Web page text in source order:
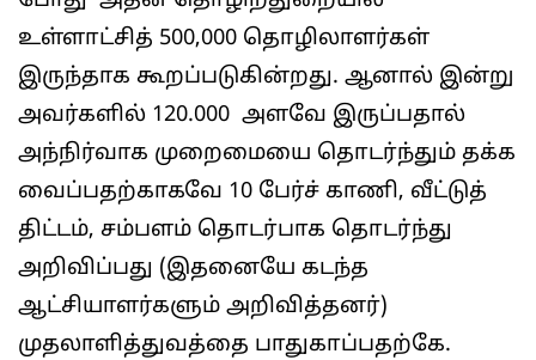
உள்ளாட்சித் 500,000 தொழிலாளர்கள்
இருந்தாக கூறப்படுகின்றது. ஆனால் இன்று
அவர்களில் 120.000 அளவே இருப்பதால்
அந்நிர்வாக முறைமையை தொடர்ந்தும் தக்க
வைப்பதற்காகவே 10 பேர்ச் காணி, வீட்டுத்
திட்டம், சம்பளம் தொடர்பாக தொடர்ந்து
அறிவிப்பது (இதனையே கடந்த
ஆட்சியாளர்களும் அறிவித்தனர்)
முதலாளித்துவத்தை பாதுகாப்பதற்கே.